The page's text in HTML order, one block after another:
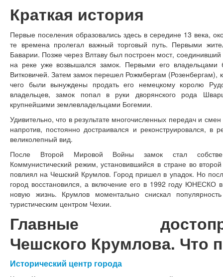
Краткая история
Первые поселения образовались здесь в середине 13 века,
те времена пролегал важный торговый путь. Первыми
Баварии. Позже через Влтаву был построен мост,
на реке уже возвышался замок. Первыми его владельцами
Витковичей. Затем замок перешел Рожмбергам (Розенбергам),
чего были вынуждены продать его немецкому королю
владельцев, замок попал в руки дворянского рода
крупнейшими землевладельцами Богемии.
Удивительно, что в результате многочисленных передач и
напротив, постоянно достраивался и реконструировался, в
великолепный вид.
После Второй Мировой Войны замок стал
Коммунистический режим, установившийся в стране во
повлиял на Чешский Крумлов. Город пришел в упадок. Но
город восстановился, а включение его в 1992 году ЮНЕСКО
новую жизнь. Крумлов моментально снискал
туристическим центром Чехии.
Главные
Чешского Крумлова. Что
Исторический центр города